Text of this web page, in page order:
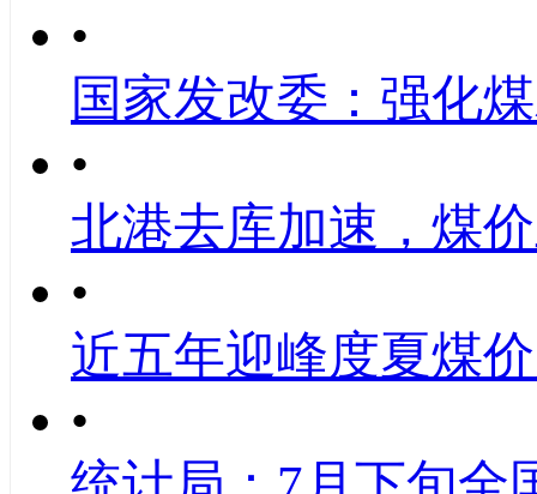
•
国家发改委：强化
•
北港去库加速，煤
•
近五年迎峰度夏煤
•